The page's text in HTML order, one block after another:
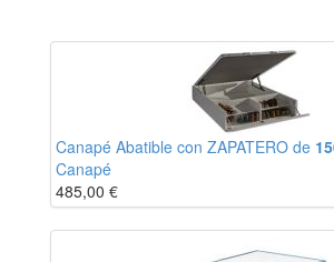
Canapé Abatible con ZAPATERO de
Canapé
485,00 €